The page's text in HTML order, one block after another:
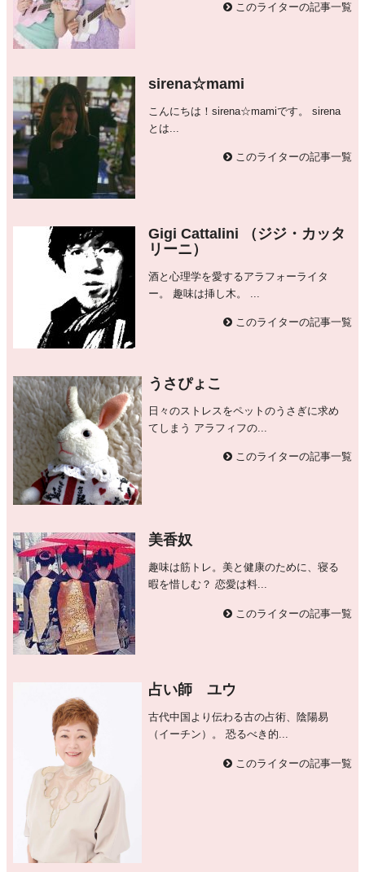
このライターの記事一覧
sirena☆mami
こんにちは！sirena☆mamiです。 sirena
とは...
このライターの記事一覧
Gigi Cattalini （ジジ・カッタ
リーニ）
酒と心理学を愛するアラフォーライタ
ー。 趣味は挿し木。 ...
このライターの記事一覧
うさぴょこ
日々のストレスをペットのうさぎに求め
てしまう アラフィフの...
このライターの記事一覧
美香奴
趣味は筋トレ。美と健康のために、寝る
暇を惜しむ？ 恋愛は料...
このライターの記事一覧
占い師 ユウ
古代中国より伝わる古の占術、陰陽易
（イーチン）。 恐るべき的...
このライターの記事一覧